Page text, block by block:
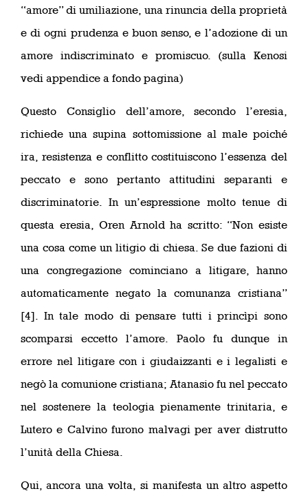
“amore” di umiliazione, una rinuncia della proprietà
e di ogni prudenza e buon senso, e l’adozione di un
amore indiscriminato e promiscuo. (sulla Kenosi
vedi appendice a fondo pagina)
Questo Consiglio dell’amore, secondo l’eresia,
richiede una supina sottomissione al male poiché
ira, resistenza e conflitto costituiscono l’essenza del
peccato e sono pertanto attitudini separanti e
discriminatorie. In un’espressione molto tenue di
questa eresia, Oren Arnold ha scritto: “Non esiste
una cosa come un litigio di chiesa. Se due fazioni di
una congregazione cominciano a litigare, hanno
automaticamente negato la comunanza cristiana”
[4]. In tale modo di pensare tutti i princìpi sono
scomparsi eccetto l’amore. Paolo fu dunque in
errore nel litigare con i giudaizzanti e i legalisti e
negò la comunione cristiana; Atanasio fu nel peccato
nel sostenere la teologia pienamente trinitaria, e
Lutero e Calvino furono malvagi per aver distrutto
l’unità della Chiesa.
Qui, ancora una volta, si manifesta un altro aspetto